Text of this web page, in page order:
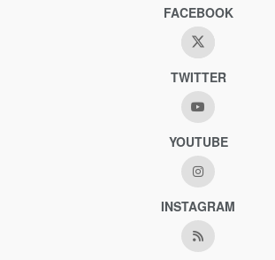
FACEBOOK
TWITTER
YOUTUBE
INSTAGRAM